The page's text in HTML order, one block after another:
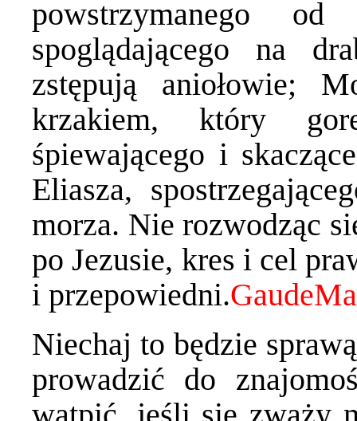
powstrzymanego
spoglądającego na
zstępują aniołowie;
krzakiem, który
śpiewającego i
Eliasza,
morza. Nie rozwodząc
po Jezusie, kres i cel
i przepowiedni.
Niechaj to będzie
prowadzić do